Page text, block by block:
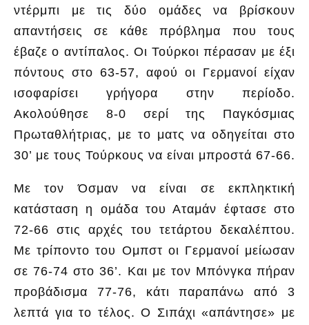
ντέρμπι με τις δύο ομάδες να βρίσκουν
απαντήσεις σε κάθε πρόβλημα που τους
έβαζε ο αντίπαλος. Οι Τούρκοι πέρασαν με έξι
πόντους στο 63-57, αφού οι Γερμανοί είχαν
ισοφαρίσει γρήγορα στην περίοδο.
Ακολούθησε 8-0 σερί της Παγκόσμιας
Πρωταθλήτριας, με το ματς να οδηγείται στο
30’ με τους Τούρκους να είναι μπροστά 67-66.
Με τον Όσμαν να είναι σε εκπληκτική
κατάσταση η ομάδα του Αταμάν έφτασε στο
72-66 στις αρχές του τετάρτου δεκαλέπτου.
Με τρίποντο του Ομπστ οι Γερμανοί μείωσαν
σε 76-74 στο 36’. Και με τον Μπόνγκα πήραν
προβάδισμα 77-76, κάτι παραπάνω από 3
λεπτά για το τέλος. Ο Σιπάχι «απάντησε» με